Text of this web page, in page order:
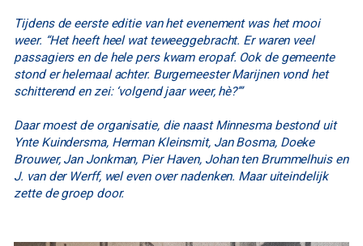
Tijdens de eerste editie van het evenement was het mooi
weer. “Het heeft heel wat teweeggebracht. Er waren veel
passagiers en de hele pers kwam eropaf. Ook de gemeente
stond er helemaal achter. Burgemeester Marijnen vond het
schitterend en zei: ‘volgend jaar weer, hè?’”
Daar moest de organisatie, die naast Minnesma bestond uit
Ynte Kuindersma, Herman Kleinsmit, Jan Bosma, Doeke
Brouwer, Jan Jonkman, Pier Haven, Johan ten Brummelhuis en
J. van der Werff, wel even over nadenken. Maar uiteindelijk
zette de groep door.